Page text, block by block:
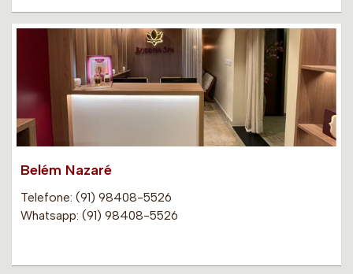
Belém Nazaré
Telefone: (91) 98408-5526
Whatsapp: (91) 98408-5526